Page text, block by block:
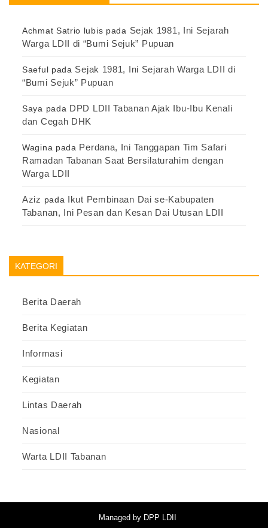
Achmat Satrio lubis pada Sejak 1981, Ini Sejarah
Warga LDII di “Bumi Sejuk” Pupuan
Saeful pada Sejak 1981, Ini Sejarah Warga LDII di
“Bumi Sejuk” Pupuan
Saya pada DPD LDII Tabanan Ajak Ibu-Ibu Kenali
dan Cegah DHK
Wagina pada Perdana, Ini Tanggapan Tim Safari
Ramadan Tabanan Saat Bersilaturahim dengan
Warga LDII
Aziz pada Ikut Pembinaan Dai se-Kabupaten
Tabanan, Ini Pesan dan Kesan Dai Utusan LDII
KATEGORI
Berita Daerah
Berita Kegiatan
Informasi
Kegiatan
Lintas Daerah
Nasional
Warta LDII Tabanan
Managed by DPP LDII